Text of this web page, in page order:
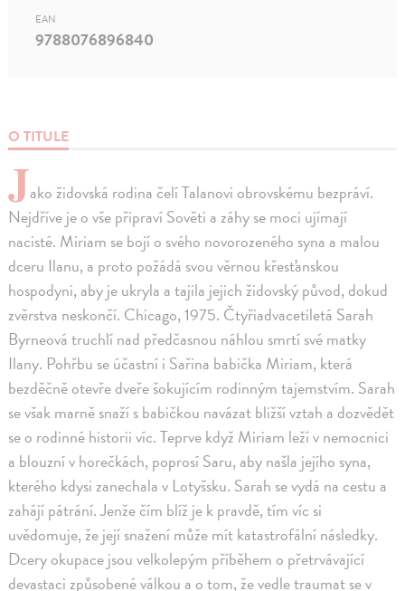
O TITULE
Jako židovská rodina čelí Talanovi obrovskému bezpráví.
Nejdříve je o vše připraví Sověti a záhy se moci ujímají
nacisté. Miriam se bojí o svého novorozeného syna a malou
dceru Ilanu, a proto požádá svou věrnou křesťanskou
hospodyni, aby je ukryla a tajila jejich židovský původ, dokud
zvěrstva neskončí. Chicago, 1975. Čtyřiadvacetiletá Sarah
Byrneová truchlí nad předčasnou náhlou smrtí své matky
Ilany. Pohřbu se účastní i Sařina babička Miriam, která
bezděčně otevře dveře šokujícím rodinným tajemstvím. Sarah
se však marně snaží s babičkou navázat bližší vztah a dozvědět
se o rodinné historii víc. Teprve když Miriam leží v nemocnici
a blouzní v horečkách, poprosí Saru, aby našla jejího syna,
kterého kdysi zanechala v Lotyšsku. Sarah se vydá na cestu a
zahájí pátrání. Jenže čím blíž je k pravdě, tím víc si
uvědomuje, že její snažení může mít katastrofální následky.
Dcery okupace jsou velkolepým příběhem o přetrvávající
devastaci způsobené válkou a o tom, že vedle traumat se v
EAN
9788076896840